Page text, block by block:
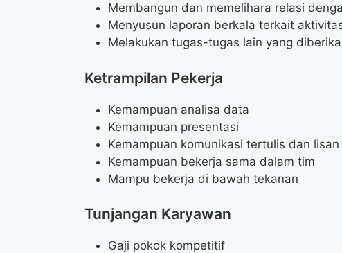
Membangun dan memelihara relasi
Menyusun laporan berkala terkait
Melakukan tugas-tugas lain yang
Ketrampilan Pekerja
Kemampuan analisa data
Kemampuan presentasi
Kemampuan komunikasi tertulis dan
Kemampuan bekerja sama dalam tim
Mampu bekerja di bawah tekanan
Tunjangan Karyawan
Gaji pokok kompetitif